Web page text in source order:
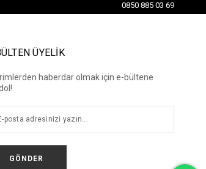
0850 885 03 69
ÜYELİK
haberdar olmak için e-bültene
GÖNDER